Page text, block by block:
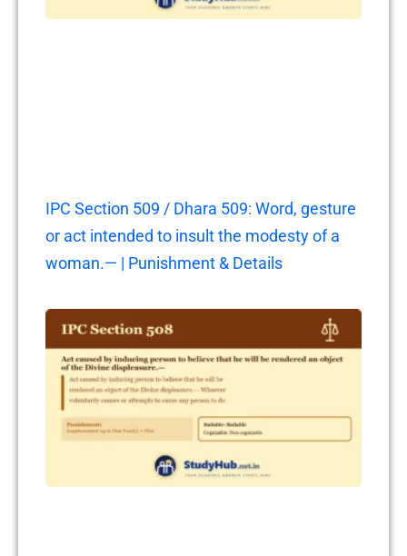
IPC Section 509 / Dhara 509: Word, gesture
or act intended to insult the modesty of a
woman.— | Punishment & Details